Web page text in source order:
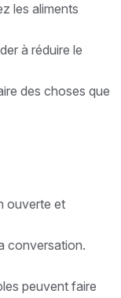
les aliments
à réduire le
des choses que
ouverte et
conversation.
peuvent faire